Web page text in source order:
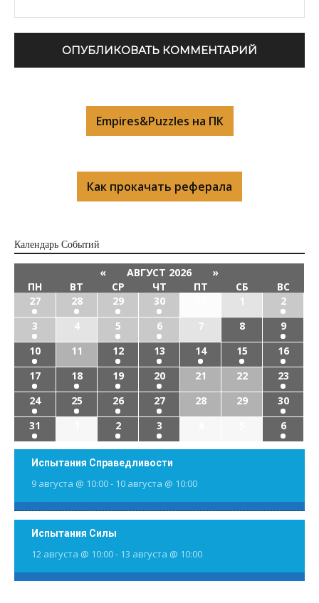
Empires&Puzzles на ПК
Как прокачать реферала
Календарь Cобытий
« АВГУСТ 2026
»
ПН
ВТ СР ЧТ ПТ СБ
ВС
27
28 29 30 1
2
3
4 5 6 7 8
9
10
11 12 13 14 15
16
17
18 19 20 21 22
23
24
25 26 27 28 29
30
31
2 3 6
Испытания Справедливости
9 августа @ 10:00- 10 августа @ 10:00
Испытания Силы
12 августа @ 10:00- 13 августа @ 10:00